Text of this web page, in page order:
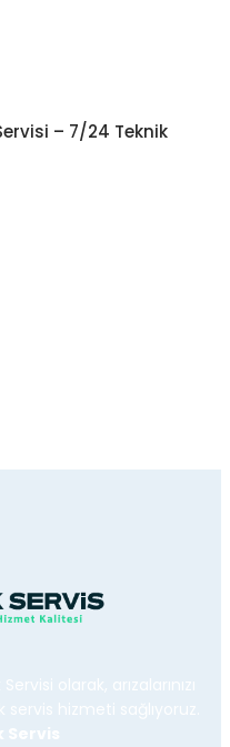
– 7/24 Teknik
olarak, arızalarınızı
hizmeti sağlıyoruz.
Servis